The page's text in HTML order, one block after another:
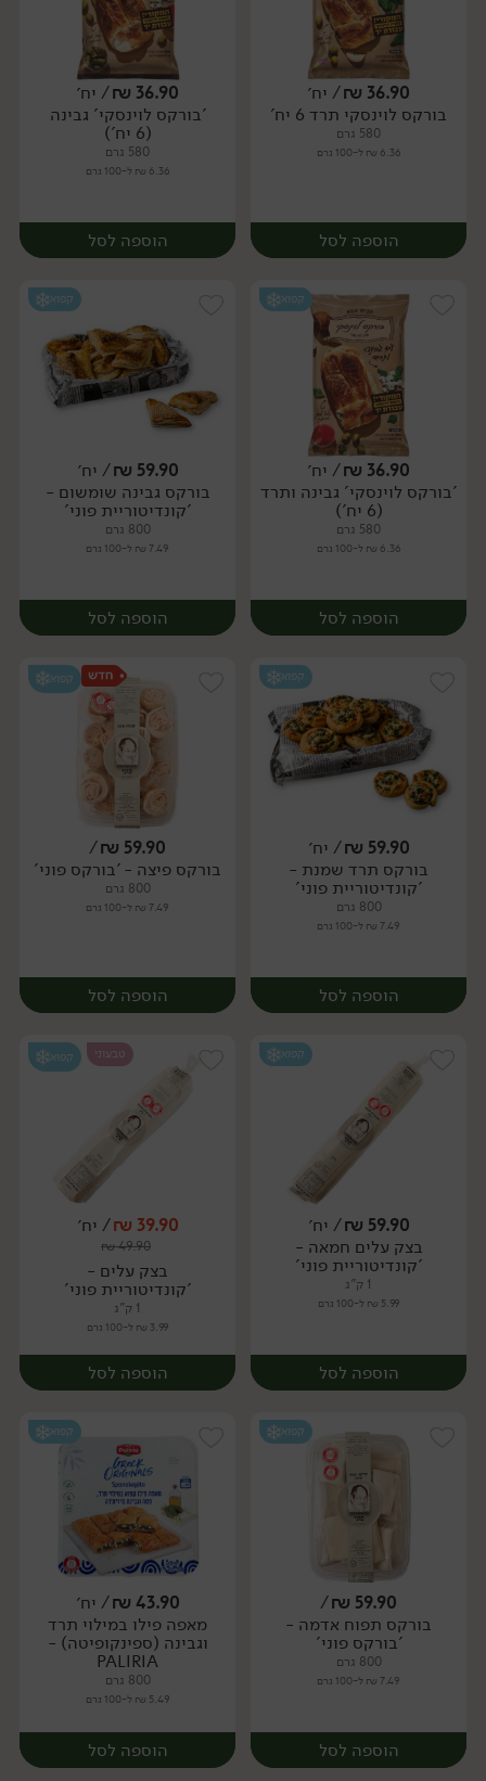
יח׳ יח׳
36.90
₪/ יח׳
בורקס לוינסקי תרד 6 יח'
580 גרם
6.36 ₪ ל-100 גרם
הוספה לסל
יח׳
36.90
₪/ יח׳
'בורקס לוינסקי' גבינה
(6 יח')
580 גרם
6.36 ₪ ל-100 גרם
הוספה לסל
יח׳
קפוא
36.90
₪/ יח׳
'בורקס לוינסקי' גבינה ותרד
(6 יח')
580 גרם
6.36 ₪ ל-100 גרם
הוספה לסל
יח׳
קפוא
59.90
₪/ יח׳
בורקס גבינה שומשום -
'קונדיטוריית פוני'
800 גרם
7.49 ₪ ל-100 גרם
הוספה לסל
יח׳
קפוא
59.90
₪/ יח׳
בורקס תרד שמנת -
'קונדיטוריית פוני'
800 גרם
7.49 ₪ ל-100 גרם
הוספה לסל
יח׳
קפוא
59.90
₪
/
בורקס פיצה - 'בורקס פוני'
800 גרם
7.49 ₪ ל-100 גרם
הוספה לסל
קפוא
59.90
₪/ יח׳
בצק עלים חמאה -
'קונדיטוריית פוני'
1 ק"ג
5.99 ₪ ל-100 גרם
הוספה לסל
יח׳
טבעוני קפוא
39.90
₪/ יח׳
49.90
₪
בצק עלים -
'קונדיטוריית פוני'
1 ק"ג
3.99 ₪ ל-100 גרם
הוספה לסל
יח׳
קפוא
59.90
₪
/
בורקס תפוח אדמה -
'בורקס פוני'
800 גרם
7.49 ₪ ל-100 גרם
הוספה לסל
קפוא
43.90
₪/ יח׳
מאפה פילו במילוי תרד
וגבינה (ספינקופיטה) -
PALIRIA
800 גרם
5.49 ₪ ל-100 גרם
הוספה לסל